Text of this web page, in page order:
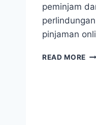
peminjam
pinjaman
READ MORE